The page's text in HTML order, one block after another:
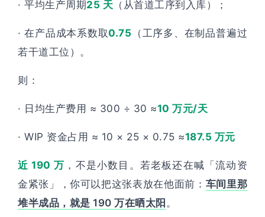
· 平均生产周期25 天 （从首道工序到入库）；
· 在产品成本系数取0.75 （工序多、在制品普遍过
若干道工位）。
则：
· 日均生产费用 ≈ 300 ÷ 30 ≈10 万元/天
· WIP 资金占用 ≈ 10 × 25 × 0.75 ≈187.5 万元
近 190 万 ，不是小数目。若老板还在喊「流动资
金紧张」，你可以把这张表放在他面前： 车间里那
堆半成品，就是 190 万在晒太阳 。